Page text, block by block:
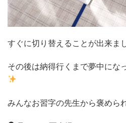
すぐに切り替えることが出来ま
その後は納得行くまで夢中にな
みんなお習字の先生から褒めら